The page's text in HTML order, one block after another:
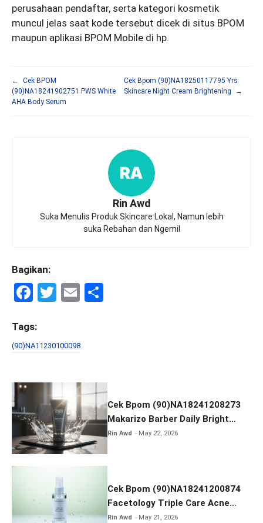
perusahaan pendaftar, serta kategori kosmetik
muncul jelas saat kode tersebut dicek di situs BPOM
maupun aplikasi BPOM Mobile di hp.
←
Cek BPOM
(90)NA18241902751 PWS White
AHA Body Serum
Cek Bpom (90)NA18250117795 Yrs
Skincare Night Cream Brightening
→
Rin Awd
Suka Menulis Produk Skincare Lokal, Namun lebih
suka Rebahan dan Ngemil
Bagikan:
F
ce
b
o
k
T
er
E
Tags:
(90)NA11230100098
Cek Bpom (90)NA18241208273
Makarizo Barber Daily Bright
Radiance Face Wash
Rin Awd May 22, 2026
Cek Bpom (90)NA18241200874
Facetology Triple Care Acne
Calm Micellar Water
Rin Awd May 21, 2026